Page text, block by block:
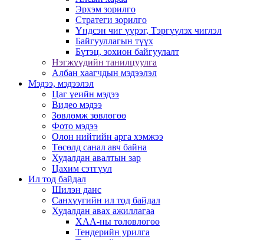
Эрхэм зорилго
Стратеги зорилго
Үндсэн чиг үүрэг, Тэргүүлэх чиглэл
Байгууллагын түүх
Бүтэц, зохион байгуулалт
Нэгжүүдийн танилцуулга
Албан хаагчдын мэдээлэл
Мэдээ, мэдээлэл
Цаг үеийн мэдээ
Видео мэдээ
Зөвлөмж зөвлөгөө
Фото мэдээ
Олон нийтийн арга хэмжээ
Төсөлд санал авч байна
Худалдан авалтын зар
Цахим сэтгүүл
Ил тод байдал
Шилэн данс
Санхүүгийн ил тод байдал
Худалдан авах ажиллагаа
ХАА-ны төлөвлөгөө
Тендерийн урилга